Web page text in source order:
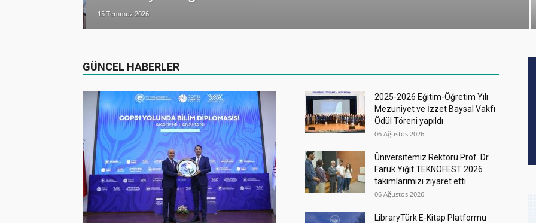
15 Temmuz 2026
GÜNCEL HABERLER
2025-2026 Eğitim-Öğretim Yılı
Mezuniyet ve İzzet Baysal Vakfı
Ödül Töreni yapıldı
06 Ağustos 2026
Üniversitemiz Rektörü Prof. Dr.
Faruk Yiğit TEKNOFEST 2026
takımlarımızı ziyaret etti
06 Ağustos 2026
LibraryTürk E-Kitap Platformu